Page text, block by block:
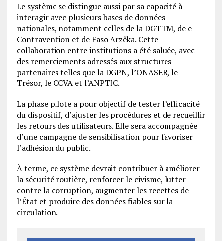
Le système se distingue aussi par sa capacité à
interagir avec plusieurs bases de données
nationales, notamment celles de la DGTTM, de e-
Contravention et de Faso Arzêka. Cette
collaboration entre institutions a été saluée, avec
des remerciements adressés aux structures
partenaires telles que la DGPN, l’ONASER, le
Trésor, le CCVA et l’ANPTIC.
La phase pilote a pour objectif de tester l’efficacité
du dispositif, d’ajuster les procédures et de recueillir
les retours des utilisateurs. Elle sera accompagnée
d’une campagne de sensibilisation pour favoriser
l’adhésion du public.
À terme, ce système devrait contribuer à améliorer
la sécurité routière, renforcer le civisme, lutter
contre la corruption, augmenter les recettes de
l’État et produire des données fiables sur la
circulation.